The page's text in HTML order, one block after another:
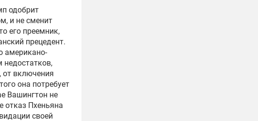
одобрит
, и не сменит
его преемник,
прецедент.
американо-
недостатков,
от включения
она потребует
Вашингтон не
отказ Пхеньяна
своей